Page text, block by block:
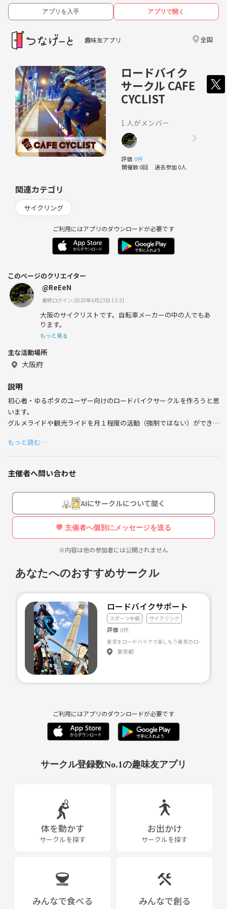
アプリを入手 アプリで開く
趣味友アプリ 全国
ロードバイク
サークル CAFE
CYCLIST
1 人がメンバー
評価 0件
開催数 0回 過去参加 0人
関連カテゴリ
サイクリング
ご利用にはアプリのダウンロードが必要です
このページのクリエイター
@ReEeN
最終ログイン:2020年6月23日 13:31
大阪のサイクリストです。自転車メーカーの中の人でもあ
ります。
もっと見る
主な活動場所
大阪府
説明
初心者・ゆるポタのユーザー向けのロードバイクサークルを作ろうと思
います。
グルメライドや観光ライドを月１程度の活動（強制ではない）ができる
・競技志向ではない人。
・グルメライドや観光ライドがメインの人。
・朝練とかトレーニングとかしたくない人。
・“チーム”的なものはハードルが高い人。
・ロードバイク所有者（所有歴不問）
・男女問わず18歳〜40歳くらいまで
・ライト、ヘルメットを装備・着用して参加できる方
みんなでロードバイクを楽しみましょう！！
もっと読む…
主催者へ問い合わせ
AIにサークルについて聞く
💬 主催者へ個別にメッセージを送る
※内容は他の参加者には公開されません
あなたへのおすすめサークル
ロードバイクサポート
スポーツ全般 サイクリング
評価 0件
東京都
ご利用にはアプリのダウンロードが必要です
サークル登録数No.1の趣味友アプリ
体を動かす
サークルを探す
お出かけ
サークルを探す
みんなで食べる みんなで創る